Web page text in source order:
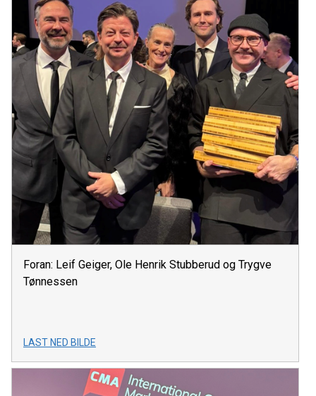
Foran: Leif Geiger, Ole Henrik Stubberud og Trygve
Tønnessen
LAST NED BILDE